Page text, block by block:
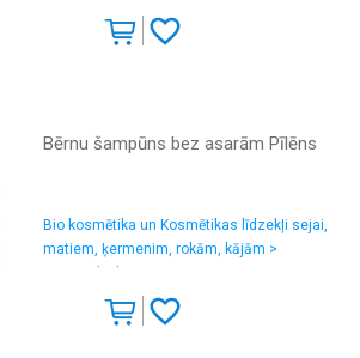
Bērnu šampūns bez asarām Pīlēns
Bio kosmētika un Kosmētikas līdzekļi sejai,
matiem, ķermenim, rokām, kājām >